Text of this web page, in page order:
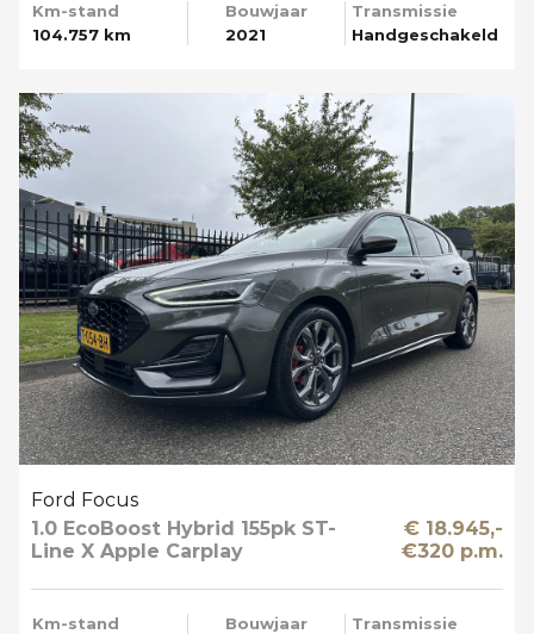
Km-stand
104.757 km
Bouwjaar
2021
Transmissie
Handgeschakeld
Ford Focus
1.0 EcoBoost Hybrid 155pk ST-
Line X Apple Carplay
€ 18.945,-
€320 p.m.
Km-stand
Bouwjaar
Transmissie